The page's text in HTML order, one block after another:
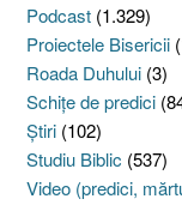
Podcast (1.329)
Proiectele Bisericii
Roada Duhului (3)
Schiţe de predici
Ştiri (102)
Studiu Biblic (537)
Video (predici,